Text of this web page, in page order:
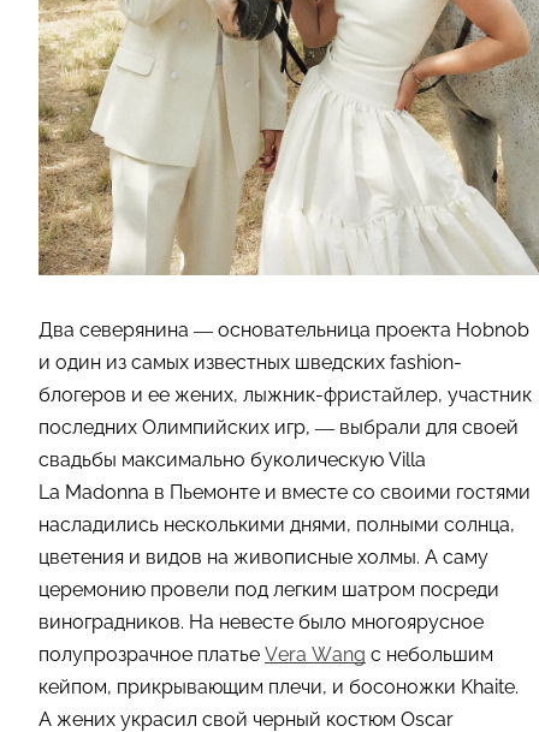
Два северянина — основательница проекта Hobnob
и один из самых известных шведских fashion-
блогеров и ее жених, лыжник-фристайлер, участник
последних Олимпийских игр, — выбрали для своей
свадьбы максимально буколическую Villa
La Madonna в Пьемонте и вместе со своими гостями
насладились несколькими днями, полными солнца,
цветения и видов на живописные холмы. А саму
церемонию провели под легким шатром посреди
виноградников. На невесте было многоярусное
полупрозрачное платье Vera Wang с небольшим
кейпом, прикрывающим плечи, и босоножки Khaite.
А жених украсил свой черный костюм Oscar